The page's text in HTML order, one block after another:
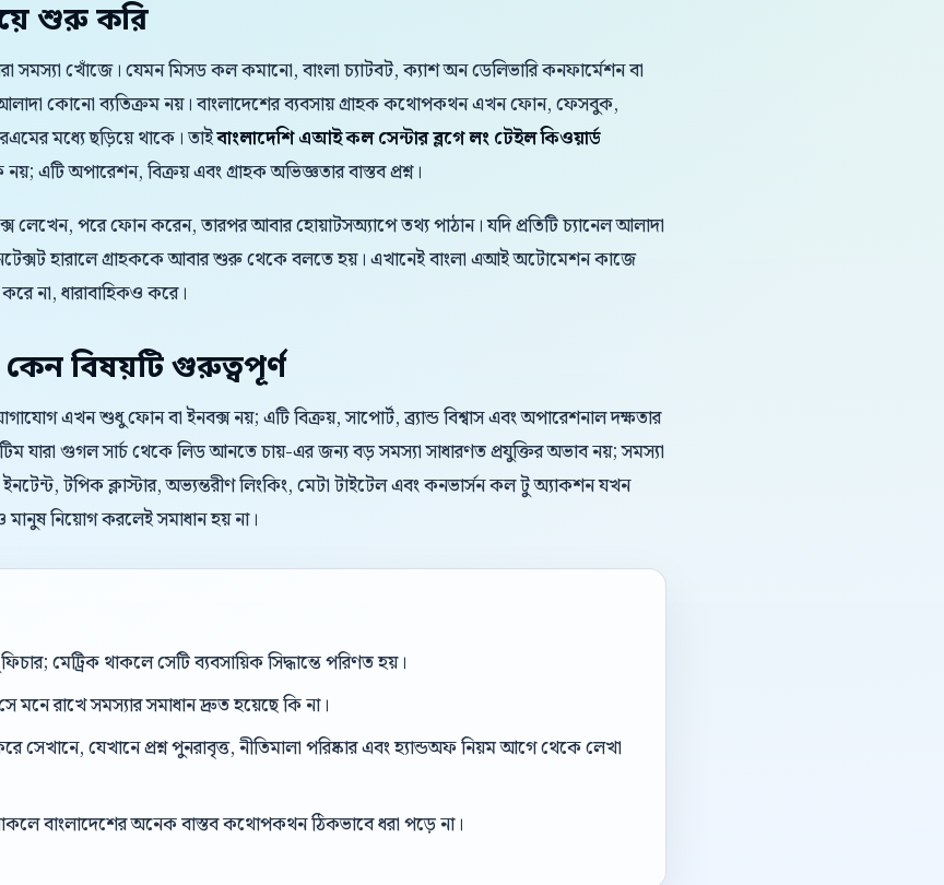
শুরু করি
সমস্যা খোঁজে। যেমন মিসড কল কমানো, বাংলা চ্যাটবট, ক্যাশ অন ডেলিভারি কনফার্মেশন বা
কোনো ব্যতিক্রম নয়। বাংলাদেশের ব্যবসায় গ্রাহক কথোপকথন এখন ফোন, ফেসবুক,
মধ্যে ছড়িয়ে থাকে। তাইবাংলাদেশি এআই কল সেন্টার ব্লগে লং টেইল কিওয়ার্ড
এটি অপারেশন, বিক্রয় এবং গ্রাহক অভিজ্ঞতার বাস্তব প্রশ্ন।
লেখেন, পরে ফোন করেন, তারপর আবার হোয়াটসঅ্যাপে তথ্য পাঠান। যদি প্রতিটি চ্যানেল আলাদা
হারালে গ্রাহককে আবার শুরু থেকে বলতে হয়। এখানেই বাংলা এআই অটোমেশন কাজে
না, ধারাবাহিকও করে।
কেন বিষয়টি গুরুত্বপূর্ণ
এখন শুধু ফোন বা ইনবক্স নয়; এটি বিক্রয়, সাপোর্ট, ব্র্যান্ড বিশ্বাস এবং অপারেশনাল দক্ষতার
যারা গুগল সার্চ থেকে লিড আনতে চায়-এর জন্য বড় সমস্যা সাধারণত প্রযুক্তির অভাব নয়; সমস্যা
টপিক ক্লাস্টার, অভ্যন্তরীণ লিংকিং, মেটা টাইটেল এবং কনভার্সন কল টু অ্যাকশন যখন
নিয়োগ করলেই সমাধান হয় না।
মেট্রিক থাকলে সেটি ব্যবসায়িক সিদ্ধান্তে পরিণত হয়।
মনে রাখে সমস্যার সমাধান দ্রুত হয়েছে কি না।
যেখানে প্রশ্ন পুনরাবৃত্ত, নীতিমালা পরিষ্কার এবং হ্যান্ডঅফ নিয়ম আগে থেকে লেখা
বাংলাদেশের অনেক বাস্তব কথোপকথন ঠিকভাবে ধরা পড়ে না।